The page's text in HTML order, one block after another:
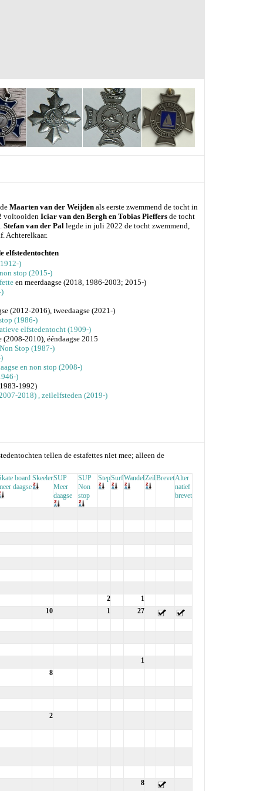
Maarten van der Weijden als eerste zwemmend de tocht in
voltooiden Iciar van den Bergh en Tobias Pieffers de tocht
Stefan van der Pal legde in juli 2022 de tocht zwemmend,
Achterelkaar.
elfstedentochten
)
stop (2015-)
en meerdaagse (2018, 1986-2003; 2015-)
(2012-2016), tweedaagse (2021-)
(1986-)
elfstedentocht (1909-)
(2008-2010), ééndaagse 2015
Stop (1987-)
en non stop (2008-)
)
1992)
2018) , zeilelfsteden (2019-)
tellen de estafettes niet mee; alleen de
board
daagse
SkeelerSUP
Meer
daagse
SUP
Non
stop
StepSurfWandelZeilBrevetAlter
natief
brevet
2
1
10
1 27
1
8
2
8